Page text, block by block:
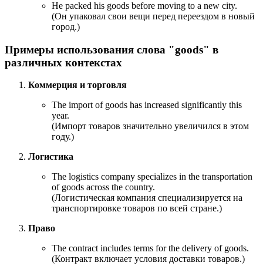
He packed his goods before moving to a new city.
(Он упаковал свои вещи перед переездом в новый
город.)
Примеры использования слова "goods" в
различных контекстах
Коммерция и торговля
The import of goods has increased significantly this
year.
(Импорт товаров значительно увеличился в этом
году.)
Логистика
The logistics company specializes in the transportation
of goods across the country.
(Логистическая компания специализируется на
транспортировке товаров по всей стране.)
Право
The contract includes terms for the delivery of goods.
(Контракт включает условия доставки товаров.)